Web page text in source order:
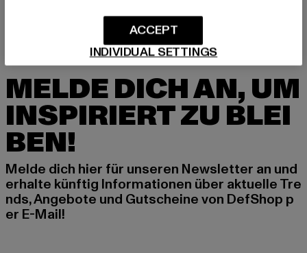
MELDE DICH AN, UM
INSPIRIERT ZU BLEI
BEN!
Melde dich hier für unseren Newsletter an und
erhalte künftig Informationen über aktuelle Tre
nds, Angebote und Gutscheine von DefShop p
er E-Mail!
INDIVIDUAL SETTINGS
ACCEPT